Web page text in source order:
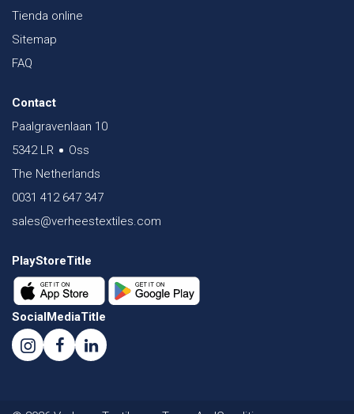
Tienda online
Sitemap
FAQ
Contact
Paalgravenlaan 10
5342 LR
Oss
The Netherlands
0031 412 647 347
sales@verheestextiles.com
PlayStoreTitle
SocialMediaTitle